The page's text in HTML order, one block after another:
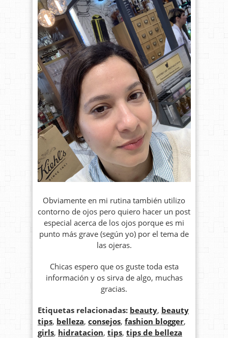
Obviamente en mi rutina también utilizo
contorno de ojos pero quiero hacer un post
especial acerca de los ojos porque es mi
punto más grave (según yo) por el tema de
las ojeras.
Chicas espero que os guste toda esta
información y os sirva de algo, muchas
gracias.
Etiquetas relacionadas: beauty, beauty
tips, belleza, consejos, fashion blogger,
girls, hidratacion, tips, tips de belleza